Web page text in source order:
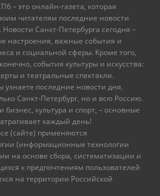
– это онлайн-газета, которая
читателям последние новости
Санкт-Петербурга сегодня –
настроения, важные события и
и социальной сферы. Кроме того,
события культуры и искусства:
и театральные спектакли.
узнаете последние новости дня,
Санкт-Петербург, но и всю Россию.
бизнес, культура и спорт, – основные
каждый день!
(сайте) применяются
(информационные технологии
на основе сбора, систематизации и
к предпочтениям пользователей
на территории Российской